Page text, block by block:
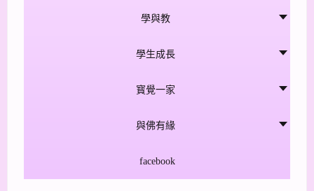
學與教
學生成長
寳覺一家
與佛有緣
facebook